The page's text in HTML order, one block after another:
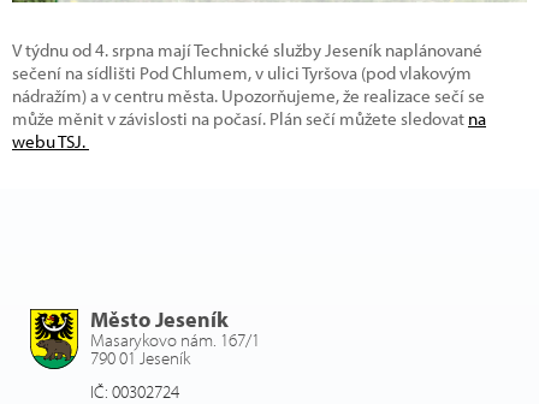
V týdnu od 4. srpna mají Technické služby Jeseník naplánované
sečení na sídlišti Pod Chlumem, v ulici Tyršova (pod vlakovým
nádražím) a v centru města. Upozorňujeme, že realizace sečí se
může měnit v závislosti na počasí. Plán sečí můžete sledovat na
webu TSJ.
Město Jeseník
Masarykovo nám. 167/1
790 01 Jeseník
IČ: 00302724